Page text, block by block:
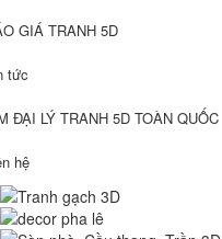
GIÁ TRANH 5D
tức
ĐẠI LÝ TRANH 5D TOÀN QUỐC
hệ